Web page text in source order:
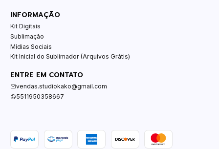
INFORMAÇÃO
Kit Digitais
Sublimação
Mídias Sociais
Kit Inicial do Sublimador (Arquivos Grátis)
ENTRE EM CONTATO
vendas.studiokako@gmail.com
5511950358667